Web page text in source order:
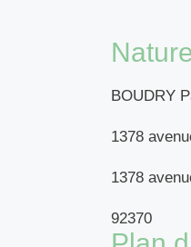
BOUDRY
1378
1378
92370